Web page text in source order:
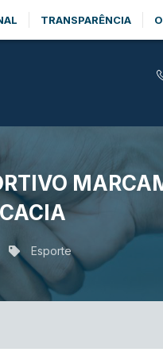
TRANSPARÊNCIA
Esporte